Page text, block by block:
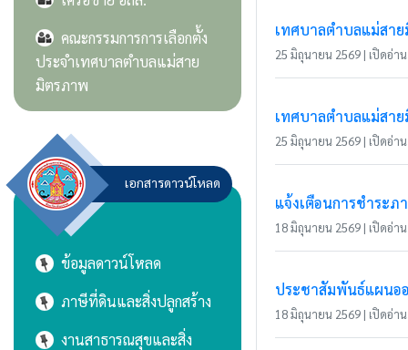
คณะกรรมการการเลือกตั้ง
ประจำเทศบาลตำบลแม่สาย
มิตรภาพ
เอกสารดาวน์โหลด
ข้อมูลดาวน์โหลด
ภาษีที่ดินและสิ่งปลูกสร้าง
งานสาธารณสุขและสิ่ง
เทศบาลตำบลแม่สา
25 มิถุนายน 2569 | เปิดอ่า
เทศบาลตำบลแม่สา
25 มิถุนายน 2569 | เปิดอ่า
แจ้งเตือนการชำระ
18 มิถุนายน 2569 | เปิดอ่า
ประชาสัมพันธ์แผนอ
18 มิถุนายน 2569 | เปิดอ่า